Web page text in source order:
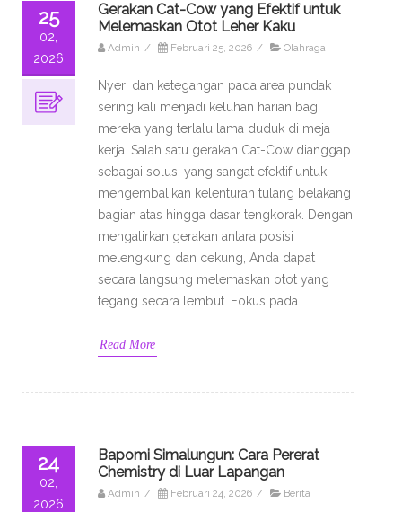
25
02,
2026
Gerakan Cat-Cow yang Efektif untuk
Melemaskan Otot Leher Kaku
Admin / Februari 25, 2026 / Olahraga
Nyeri dan ketegangan pada area pundak
sering kali menjadi keluhan harian bagi
mereka yang terlalu lama duduk di meja
kerja. Salah satu gerakan Cat-Cow dianggap
sebagai solusi yang sangat efektif untuk
mengembalikan kelenturan tulang belakang
bagian atas hingga dasar tengkorak. Dengan
mengalirkan gerakan antara posisi
melengkung dan cekung, Anda dapat
secara langsung melemaskan otot yang
tegang secara lembut. Fokus pada
Read More
24
02,
2026
Bapomi Simalungun: Cara Pererat
Chemistry di Luar Lapangan
Admin / Februari 24, 2026 / Berita